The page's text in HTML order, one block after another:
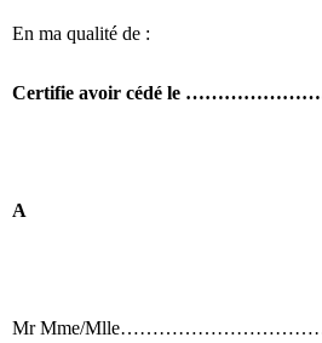
En ma qualité de :
Certifie avoir cédé le
A
Mr Mme/